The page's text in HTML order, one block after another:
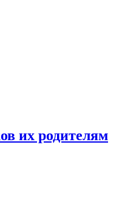
их родителям